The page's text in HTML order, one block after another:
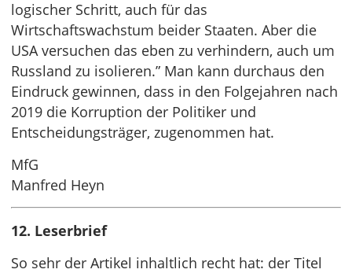
logischer Schritt, auch für das
Wirtschaftswachstum beider Staaten. Aber die
USA versuchen das eben zu verhindern, auch um
Russland zu isolieren.” Man kann durchaus den
Eindruck gewinnen, dass in den Folgejahren nach
2019 die Korruption der Politiker und
Entscheidungsträger, zugenommen hat.
MfG
Manfred Heyn
12. Leserbrief
So sehr der Artikel inhaltlich recht hat: der Titel